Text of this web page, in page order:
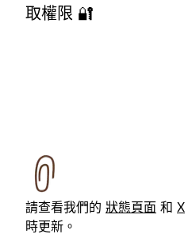
取權限 🔐
請查看我們的 狀態頁面 和 X
時更新。